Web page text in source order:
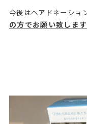
今後はヘアドネーショ
の方でお願い致します